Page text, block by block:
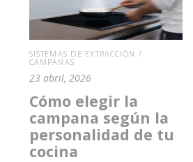
SISTEMAS DE EXTRACCIÓN /
CAMPANAS
23 abril, 2026
Cómo elegir la
campana según la
personalidad de tu
cocina